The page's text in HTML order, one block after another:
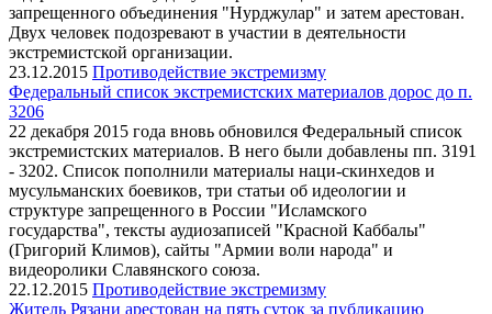
запрещенного объединения "Нурджулар" и затем арестован.
Двух человек подозревают в участии в деятельности
экстремистской организации.
23.12.2015 Противодействие экстремизму
Федеральный список экстремистских материалов дорос до п.
3206
22 декабря 2015 года вновь обновился Федеральный список
экстремистских материалов. В него были добавлены пп. 3191
- 3202. Список пополнили материалы наци-скинхедов и
мусульманских боевиков, три статьи об идеологии и
структуре запрещенного в России "Исламского
государства", тексты аудиозаписей "Красной Каббалы"
(Григорий Климов), сайты "Армии воли народа" и
видеоролики Славянского союза.
22.12.2015 Противодействие экстремизму
​Житель Рязани арестован на пять суток за публикацию